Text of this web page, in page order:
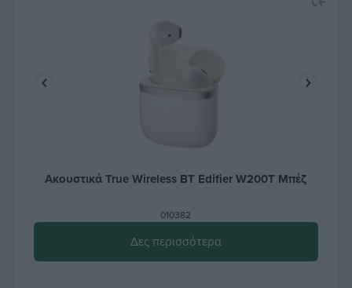
Ακουστικά True Wireless ΒΤ Edifier W200T Μπέζ
010382
Δες περισσότερα